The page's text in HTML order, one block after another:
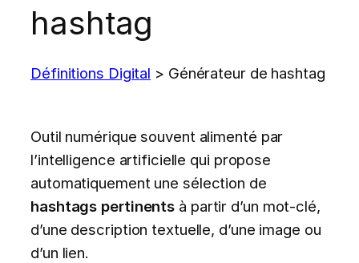
hashtag
Définitions Digital > Générateur de hashtag
Outil numérique souvent alimenté par
l’intelligence artificielle qui propose
automatiquement une sélection de
hashtags pertinents à partir d’un mot-clé,
d’une description textuelle, d’une image ou
d’un lien.